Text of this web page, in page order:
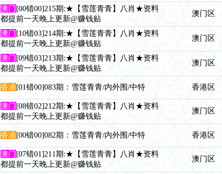
澳门[00错00]215期:★【雪莲青青】八肖★资料
都提前一天晚上更新@赚钱贴
澳门区
澳门[10错03]214期:★【雪莲青青】八肖★资料
都提前一天晚上更新@赚钱贴
澳门区
澳门[09错03]213期:★【雪莲青青】八肖★资料
都提前一天晚上更新@赚钱贴
澳门区
香港[01错00]083期：雪莲青青/内外围/中特 香港区
澳门[08错02]212期:★【雪莲青青】八肖★资料
都提前一天晚上更新@赚钱贴
澳门区
香港[00错00]082期：雪莲青青/内外围/中特 香港区
澳门[07错01]211期:★【雪莲青青】八肖★资料
都提前一天晚上更新@赚钱贴
澳门区